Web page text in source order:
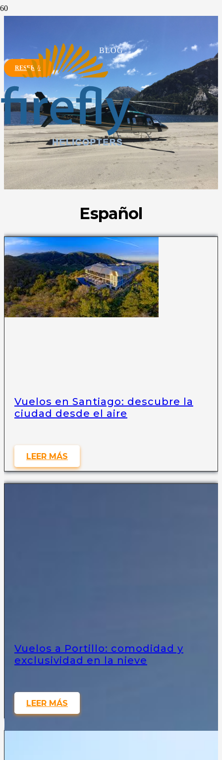
BLOG
RESERVA
Español
Vuelos en Santiago: descubre la
ciudad desde el aire
LEER MÁS
Vuelos a Portillo: comodidad y
exclusividad en la nieve
LEER MÁS